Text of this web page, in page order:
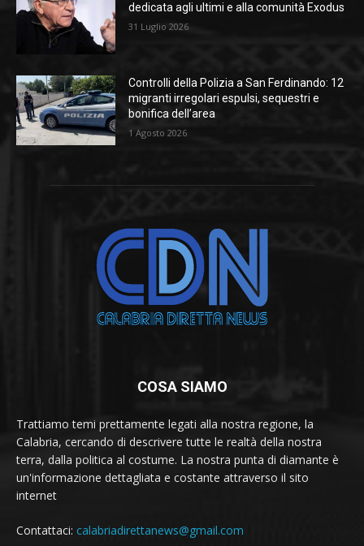
dedicata agli ultimi e alla comunità Exodus
31 Luglio 2026
Controlli della Polizia a San Ferdinando: 12
migranti irregolari espulsi, sequestri e
bonifica dell’area
1 Agosto 2026
COSA SIAMO
Trattiamo temi prettamente legati alla nostra regione, la
Calabria, cercando di descrivere tutte le realtà della nostra
terra, dalla politica al costume. La nostra punta di diamante è
un'informazione dettagliata e costante attraverso il sito
internet
Contattaci: calabriadirettanews@gmail.com